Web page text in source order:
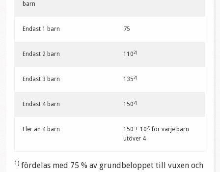
barn
Endast 1 barn 75
Endast 2 barn 1102)
Endast 3 barn 1352)
Endast 4 barn 1502)
Fler än 4 barn 150 + 102) för varje barn
utöver 4
1) fördelas med 75 % av grundbeloppet till vuxen och